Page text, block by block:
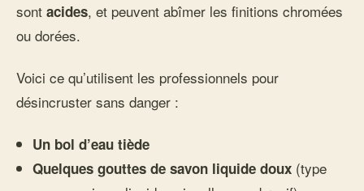
sont acides, et peuvent abîmer les finitions chromées
ou dorées.
Voici ce qu’utilisent les professionnels pour
désincruster sans danger :
Un bol d’eau tiède
Quelques gouttes de savon liquide doux (type